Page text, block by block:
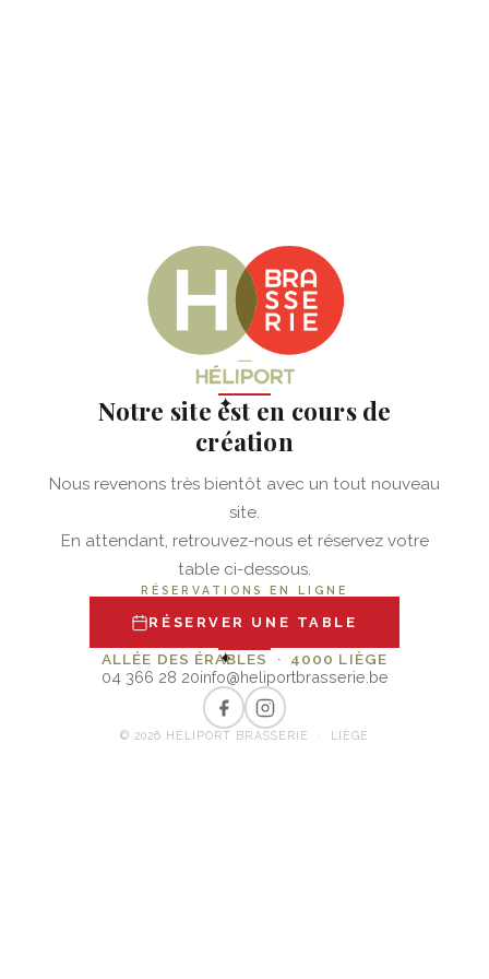
✦
Notre site est en cours de
création
Nous revenons très bientôt avec un tout nouveau
site.
En attendant, retrouvez-nous et réservez votre
table ci-dessous.
RÉSERVATIONS EN LIGNE
RÉSERVER UNE TABLE
✦
ALLÉE DES ÉRABLES · 4000 LIÈGE
04 366 28 20info@heliportbrasserie.be
© 2026 HÉLIPORT BRASSERIE · LIÈGE